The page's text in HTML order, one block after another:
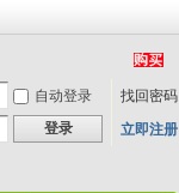
自动登录
找回密码
登录 立即注册